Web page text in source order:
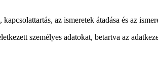
az ismeretek átadása és az
személyes adatokat, betartva az